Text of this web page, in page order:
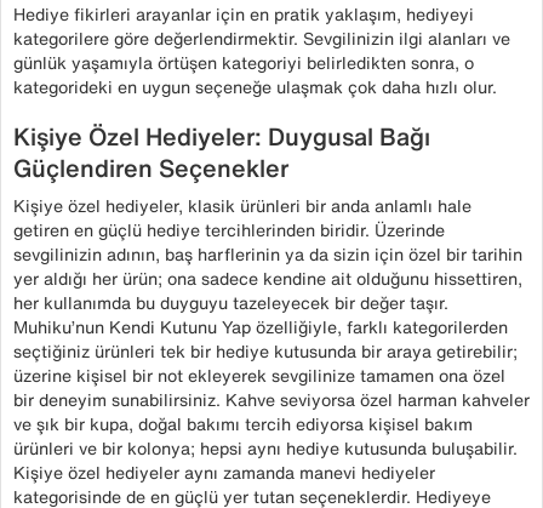
Hediye fikirleri arayanlar için en pratik yaklaşım, hediyeyi
kategorilere göre değerlendirmektir. Sevgilinizin ilgi alanları ve
günlük yaşamıyla örtüşen kategoriyi belirledikten sonra, o
kategorideki en uygun seçeneğe ulaşmak çok daha hızlı olur.
Kişiye Özel Hediyeler: Duygusal Bağı
Güçlendiren Seçenekler
Kişiye özel hediyeler, klasik ürünleri bir anda anlamlı hale
getiren en güçlü hediye tercihlerinden biridir. Üzerinde
sevgilinizin adının, baş harflerinin ya da sizin için özel bir tarihin
yer aldığı her ürün; ona sadece kendine ait olduğunu hissettiren,
her kullanımda bu duyguyu tazeleyecek bir değer taşır.
Muhiku’nun Kendi Kutunu Yap özelliğiyle, farklı kategorilerden
seçtiğiniz ürünleri tek bir hediye kutusunda bir araya getirebilir;
üzerine kişisel bir not ekleyerek sevgilinize tamamen ona özel
bir deneyim sunabilirsiniz. Kahve seviyorsa özel harman kahveler
ve şık bir kupa, doğal bakımı tercih ediyorsa kişisel bakım
ürünleri ve bir kolonya; hepsi aynı hediye kutusunda buluşabilir.
Kişiye özel hediyeler aynı zamanda manevi hediyeler
kategorisinde de en güçlü yer tutan seçeneklerdir. Hediyeye